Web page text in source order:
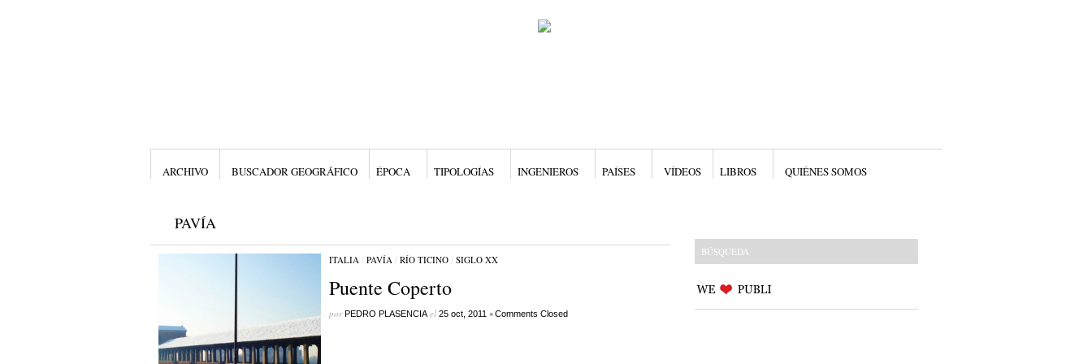
ARCHIVO BUSCADOR GEOGRÁFICO ÉPOCA TIPOLOGÍAS INGENIEROS PAÍSES VÍDEOS LIBROS QUIÉNES SOMOS
PAVÍA
ITALIA/ PAVÍA/ RÍO TICINO/ SIGLO XX
Puente Coperto
porPEDRO PLASENCIAel 25 oct, 2011 •Comments Closed